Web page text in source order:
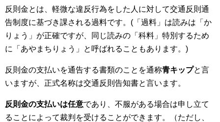
反則金とは、軽微な違反行為をした人に対して交通反則通
告制度に基づき課される過料です。(「過料」は読みは「か
りょう」が正確ですが、同じ読みの「科料」特別するため
に「あやまちりょう」と呼ばれることもあります。)
反則金の支払いを通告する書類のことを通称青キップと言
いますが、正式名称は交通反則告知書と言います。
反則金の支払いは任意であり、不服がある場合は申し立て
ることによって裁判を受けることができます。（ただし、